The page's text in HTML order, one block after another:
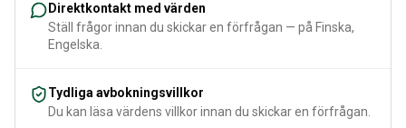
Direktkontakt med värden
Ställ frågor innan du skickar en förfrågan — på Finska,
Engelska.
Tydliga avbokningsvillkor
Du kan läsa värdens villkor innan du skickar en förfrågan.